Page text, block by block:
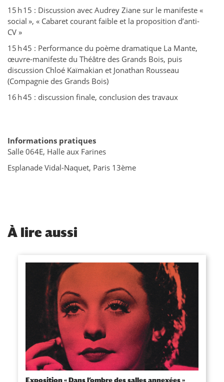
15 h 15 : Discussion avec Audrey Ziane sur le manifeste «
social », « Cabaret courant faible et la proposition d’anti-
CV »
15 h 45 : Performance du poème dramatique La Mante,
œuvre-manifeste du Théâtre des Grands Bois, puis
discussion Chloé Kaïmakian et Jonathan Rousseau
(Compagnie des Grands Bois)
16 h 45 : discussion finale, conclusion des travaux
Informations pratiques
Salle 064E, Halle aux Farines
Esplanade Vidal-Naquet, Paris 13ème
À lire aussi
Exposition « Dans l’ombre des salles annexées »